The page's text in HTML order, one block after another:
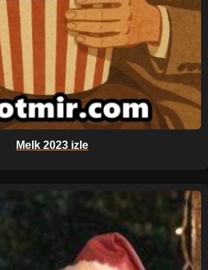
Melk 2023 izle